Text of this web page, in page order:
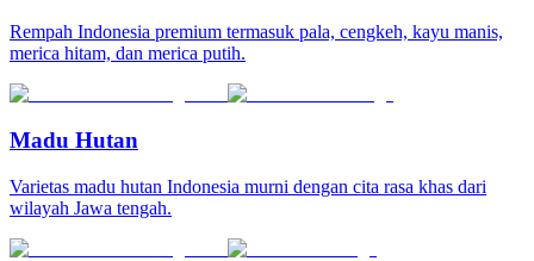
Rempah Indonesia premium termasuk pala, cengkeh, kayu manis,
merica hitam, dan merica putih.
Madu Hutan
Varietas madu hutan Indonesia murni dengan cita rasa khas dari
wilayah Jawa tengah.